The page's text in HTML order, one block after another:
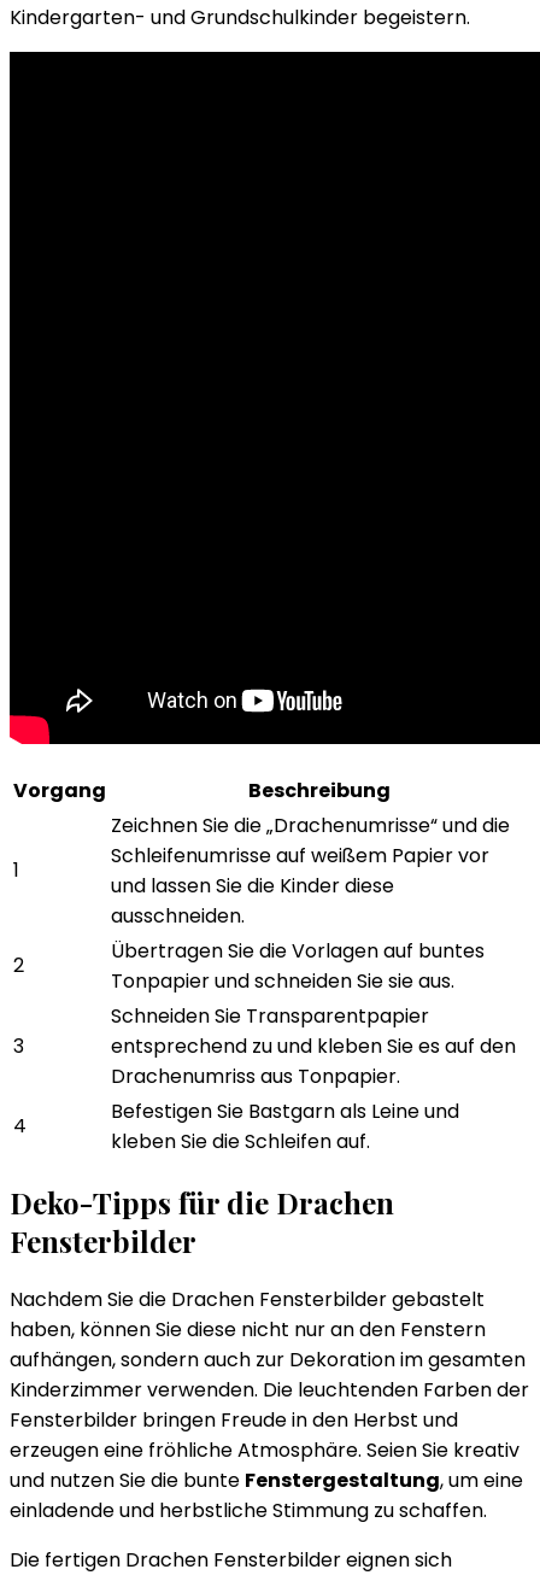
Kindergarten- und Grundschulkinder begeistern.
Vorgang Beschreibung
1
Zeichnen Sie die „Drachenumrisse“ und die
Schleifenumrisse auf weißem Papier vor
und lassen Sie die Kinder diese
ausschneiden.
2
Übertragen Sie die Vorlagen auf buntes
Tonpapier und schneiden Sie sie aus.
3
Schneiden Sie Transparentpapier
entsprechend zu und kleben Sie es auf den
Drachenumriss aus Tonpapier.
4
Befestigen Sie Bastgarn als Leine und
kleben Sie die Schleifen auf.
Deko-Tipps für die Drachen
Fensterbilder
Nachdem Sie die Drachen Fensterbilder gebastelt
haben, können Sie diese nicht nur an den Fenstern
aufhängen, sondern auch zur Dekoration im gesamten
Kinderzimmer verwenden. Die leuchtenden Farben der
Fensterbilder bringen Freude in den Herbst und
erzeugen eine fröhliche Atmosphäre. Seien Sie kreativ
und nutzen Sie die bunte Fenstergestaltung, um eine
einladende und herbstliche Stimmung zu schaffen.
Die fertigen Drachen Fensterbilder eignen sich